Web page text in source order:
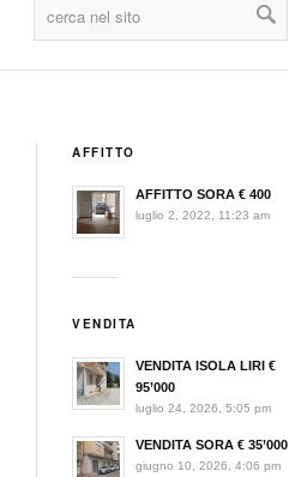
AFFITTO
AFFITTO SORA € 400
luglio 2, 2022, 11:23 am
VENDITA
VENDITA ISOLA LIRI €
95’000
luglio 24, 2026, 5:05 pm
VENDITA SORA € 35’000
giugno 10, 2026, 4:06 pm